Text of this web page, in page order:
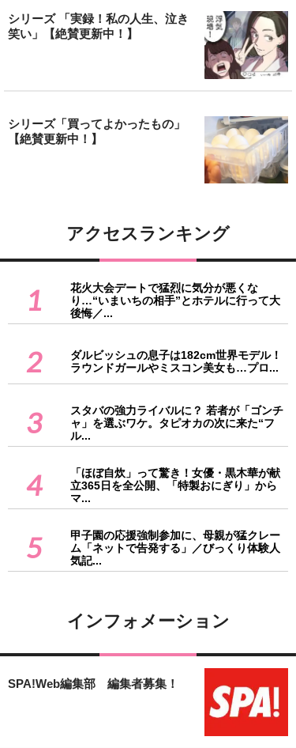
シリーズ 「実録！私の人生、泣き
笑い」【絶賛更新中！】
シリーズ「買ってよかったもの」
【絶賛更新中！】
アクセスランキング
1
花火大会デートで猛烈に気分が悪くな
り…“いまいちの相手”とホテルに行って大
後悔／...
2
ダルビッシュの息子は182cm世界モデル！
ラウンドガールやミスコン美女も…プロ...
3
スタバの強力ライバルに？ 若者が「ゴンチ
ャ」を選ぶワケ。タピオカの次に来た“フ
ル...
4
「ほぼ自炊」って驚き！女優・黒木華が献
立365日を全公開、「特製おにぎり」から
マ...
5
甲子園の応援強制参加に、母親が猛クレー
ム「ネットで告発する」／びっくり体験人
気記...
インフォメーション
SPA!Web編集部 編集者募集！